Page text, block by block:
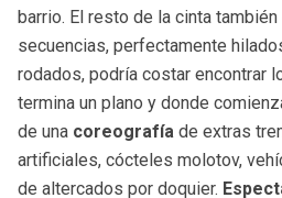
barrio. El resto de la cinta
secuencias, perfectamente
rodados, podría costar encontrar
termina un plano y donde
de una coreografía de extras
artificiales, cócteles molotov,
de altercados por doquier.